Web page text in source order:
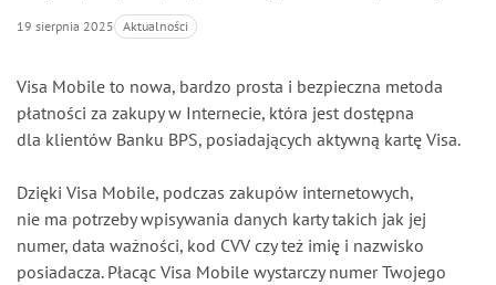
Usługi online
19 sierpnia 2025 Aktualności
Visa Mobile to nowa, bardzo prosta i bezpieczna metoda
płatności za zakupy w Internecie, która jest dostępna
dla klientów Banku BPS, posiadających aktywną kartę Visa.
Dzięki Visa Mobile, podczas zakupów internetowych,
nie ma potrzeby wpisywania danych karty takich jak jej
numer, data ważności, kod CVV czy też imię i nazwisko
posiadacza. Płacąc Visa Mobile wystarczy numer Twojego